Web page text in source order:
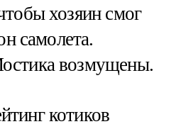
хозяин смог
самолета.
возмущены.
котиков